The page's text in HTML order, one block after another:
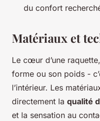
du confort
Matériaux et
Le cœur d’une
forme ou son poids -
l’intérieur. Les
directement la qualité
et la sensation au